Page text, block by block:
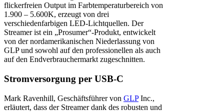
flickerfreien Output im Farbtemperaturbereich von
1.900 – 5.600K, erzeugt von drei
verschiedenfarbigen LED-Lichtquellen. Der
Streamer ist ein „Prosumer“-Produkt, entwickelt
von der nordamerikanischen Niederlassung von
GLP und sowohl auf den professionellen als auch
auf den Endverbrauchermarkt zugeschnitten.
Stromversorgung per USB-C
Mark Ravenhill, Geschäftsführer von GLPInc.,
erläutert, dass der Streamer dank des robusten und